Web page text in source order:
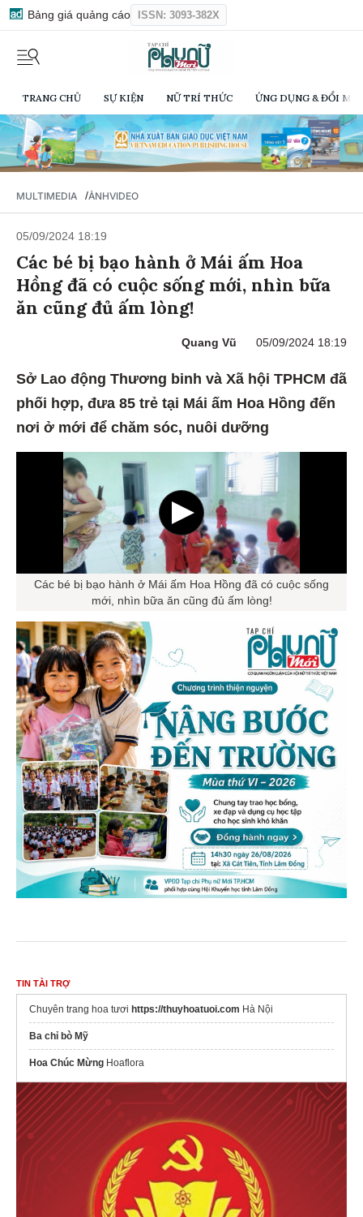
Bảng giá quảng cáo ISSN: 3093-382X
TRANG CHỦ SỰ KIỆN NỮ TRÍ THỨC ỨNG DỤNG & ĐỔI
MULTIMEDIA /ẢNHVIDEO
05/09/2024 18:19
Các bé bị bạo hành ở Mái ấm Hoa
Hồng đã có cuộc sống mới, nhìn bữa
ăn cũng đủ ấm lòng!
Quang Vũ 05/09/2024 18:19
Sở Lao động Thương binh và Xã hội TPHCM đã
phối hợp, đưa 85 trẻ tại Mái ấm Hoa Hồng đến
nơi ở mới để chăm sóc, nuôi dưỡng
Các bé bị bạo hành ở Mái ấm Hoa Hồng đã có cuộc sống
mới, nhìn bữa ăn cũng đủ ấm lòng!
TIN TÀI TRỢ
Chuyên trang hoa tươi https://thuyhoatuoi.com Hà Nội
Ba chỉ bò Mỹ
Hoa Chúc Mừng Hoaflora